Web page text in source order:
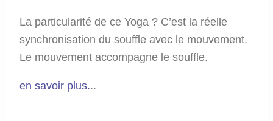
La particularité de ce Yoga ? C’est la réelle
synchronisation du souffle avec le mouvement.
Le mouvement accompagne le souffle.
en savoir plus...